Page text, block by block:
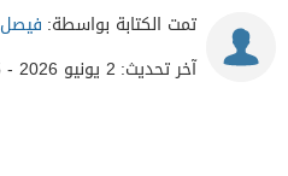
تمت الكتابة بواسطة: فيصل
آخر تحديث: 2 يونيو 2026 - 9:45م